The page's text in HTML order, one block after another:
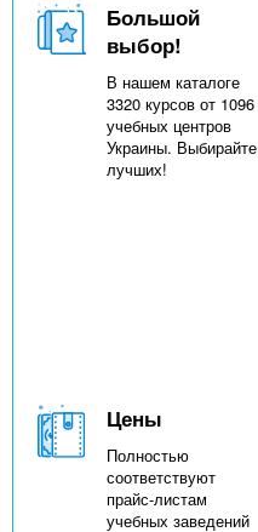
Большой
выбор!
В нашем каталоге
3320 курсов от 1096
учебных центров
Украины. Выбирайте
лучших!
Цены
Полностью
соответствуют
прайс-листам
учебных заведений